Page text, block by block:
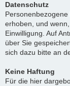
Datenschutz
erhoben, und
Einwilligung. Auf
über Sie
sich dazu bitte an
Keine Haftung
Für die hier